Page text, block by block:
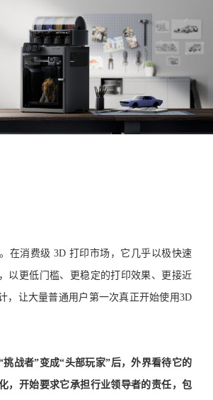
在消费级 3D 打印市场，它几乎以极快速
以更低门槛、更稳定的打印效果、更接近
，让大量普通用户第一次真正开始使用3D
挑战者”变成“头部玩家”后，外界看待它的
，开始要求它承担行业领导者的责任，包